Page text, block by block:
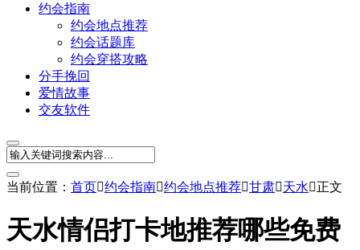
约会指南
约会地点推荐
约会话题库
约会穿搭攻略
分手挽回
爱情故事
交友软件
当前位置： 首页约会指南约会地点推荐甘肃天水正文
天水情侣打卡地推荐哪些免费